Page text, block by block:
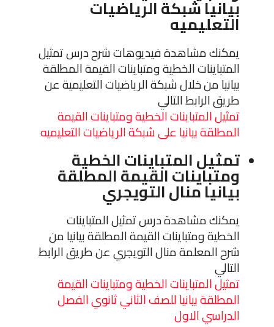
بيانيا شبكة الرياضيات
التعليميه
يمكنك مشاهدة فيديوهات شرح درس تمثيل
المتباينات الخطية ومتباينات القيمة المطلقة
بيانيا من خلال شبكة الرياضيات التعليمية عن
طريق الرابط التالي
تمثيل المتباينات الخطية ومتباينات القيمة
المطلقة بيانيا على شبكة الرياضيات التعليميه
تمثيل المتباينات الخطية
ومتباينات القيمة المطلقة
بيانيا منال التويجري
يمكنك مشاهدة درس تمثيل المتباينات
الخطية ومتباينات القيمة المطلقة بيانيا من
شرح المعلمة منال التويجري عن طريق الرابط
التالي
تمثيل المتباينات الخطية ومتباينات القيمة
المطلقة بيانيا للصف الثاني ثانوي الفصل
الدراسي الاول